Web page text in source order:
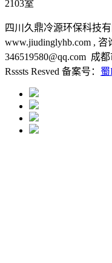
2103室
四川久鼎冷源环保科技
www.jiudinglyhb.com ,
346519580@qq.com 成
Rsssts Resved 备案号： 蜀